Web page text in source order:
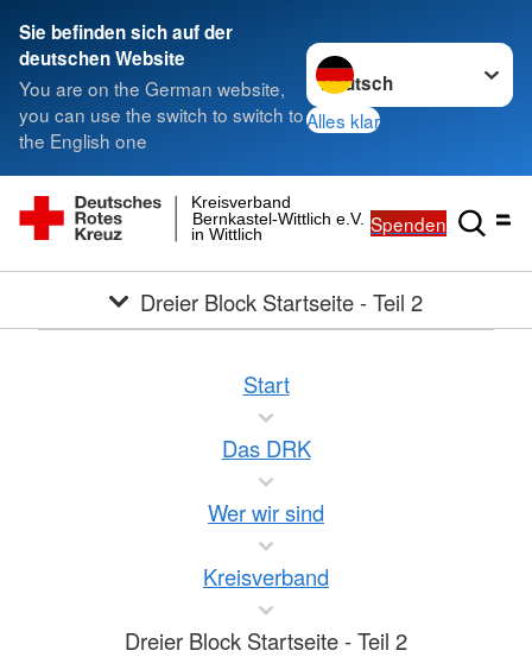
Sie befinden sich auf der
deutschen Website
You are on the German website,
you can use the switch to switch to
the English one
Sprache wechseln zu
Alles klar
in Wittlich
Bernkastel-Wittlich e.V.
Kreisverband
Spenden
Dreier Block Startseite - Teil 2
Start
Das DRK
Wer wir sind
Kreisverband
Dreier Block Startseite - Teil 2